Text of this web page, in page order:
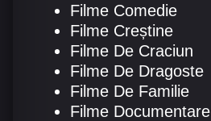
Filme Comedie
Filme Creștine
Filme De Craciun
Filme De Dragoste
Filme De Familie
Filme Documentare